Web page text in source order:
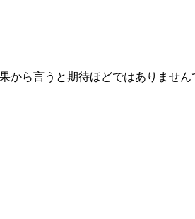
から言うと期待ほどではありませ